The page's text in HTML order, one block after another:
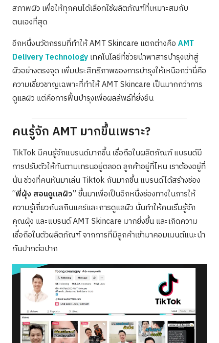
สภาพผิว เพื่อให้ทุกคนได้เลือกใช้ผลิตภัณฑ์ที่เหมาะสมกับ
ตนเองที่สุด
อีกหนึ่งนวัตกรรมที่ทำให้ AMT Skincare แตกต่างคือAMT
Delivery Technologyเทคโนโลยีที่ช่วยนำพาสารบำรุงเข้าสู่
ผิวอย่างตรงจุด เพิ่มประสิทธิภาพของการบำรุงให้เหนือกว่านี่คือ
ความเชี่ยวชาญเฉพาะที่ทำให้ AMT Skincare เป็นมากกว่าการ
ดูแลผิว แต่คือการฟื้นบำรุงเพื่อผลลัพธ์ที่ยั่งยืน
คนรู้จัก AMT มากขึ้นเพราะ?
TikTok มีคนรู้จักแบรนด์มากขึ้น เชื่อถือในผลิตภัณฑ์ แบรนด์มี
การปรับตัวให้ทันตามเทรนอยู่ตลอด ลูกค้าอยู่ที่ไหน เราต้องอยู่ที่
นั่น ช่วงที่คนหันมาเล่น Tiktok กันมากขึ้น แบรนด์ได้สร้างช่อง
“พี่ฝุ่ง สอนดูแลผิว” ขึ้นมาเพื่อเป็นอีกหนึ่งช่องทางในการให้
ความรู้เกี่ยวกับสกินแคร์และการดูแลผิว นั่นทำให้คนเริ่มรู้จัก
คุณฝุ่ง และแบรนด์ AMT Skincare มากยิ่งขึ้น และเกิดความ
เชื่อถือในตัวผลิตภัณฑ์ จากการที่มีลูกค้าเข้ามาคอมเมนต์แนะนำ
กันปากต่อปาก